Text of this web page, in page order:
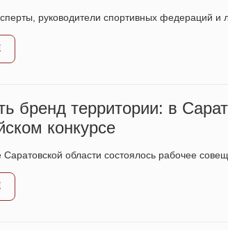
руководители спортивных федераций и
бренд территории: в
конкурсе
Саратовской области состоялось рабочее